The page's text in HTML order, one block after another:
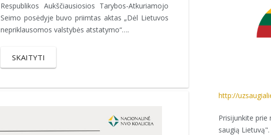
Respublikos Aukščiausiosios Tarybos-Atkuriamojo
Seimo posėdyje buvo priimtas aktas „Dėl Lietuvos
nepriklausomos valstybės atstatymo“….
SKAITYTI
http://
Prisijunkite prie
saugią